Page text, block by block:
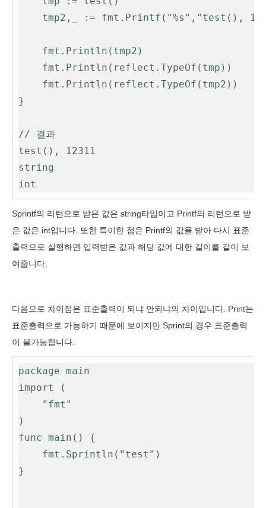
}
// 결과
test(), 12311
string
int
Sprintf의 리턴으로 받은 값은 string타입이고 Printf의 리턴으로 받
은 값은 int입니다. 또한 특이한 점은 Printf의 값을 받아 다시 표준
출력으로 실행하면 입력받은 값과 해당 값에 대한 길이를 같이 보
여줍니다.
다음으로 차이점은 표준출력이 되냐 안되냐의 차이입니다. Print는
표준출력으로 가능하기 때문에 보이지만 Sprint의 경우 표준출력
이 불가능합니다.
package main
import (
)
func main() {
}